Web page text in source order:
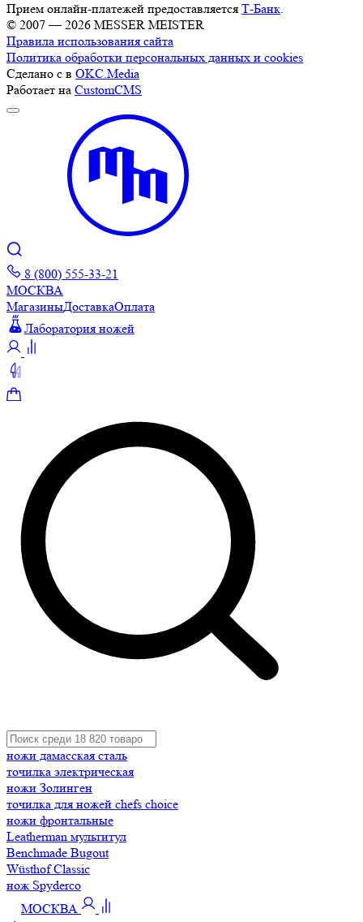
Прием онлайн-платежей предоставляется Т-Банк.
© 2007 — 2026 MESSER MEISTER
Правила использования сайта
Политика обработки персональных данных и cookies
Сделано с в OKC.Media
Работает на CustomCMS
8 (800) 555-33-21
МОСКВА
МагазиныДоставкаОплата
Лаборатория ножей
ножи дамасская сталь
точилка электрическая
ножи Золинген
точилка для ножей chefs choice
ножи фронтальные
Leatherman мультитул
Benchmade Bugout
Wüsthof Classic
нож Spyderco
МОСКВА